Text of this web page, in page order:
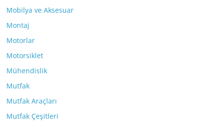
Mobilya ve Aksesuar
Montaj
Motorlar
Motorsiklet
Mühendislik
Mutfak
Mutfak Araçları
Mutfak Çeşitleri